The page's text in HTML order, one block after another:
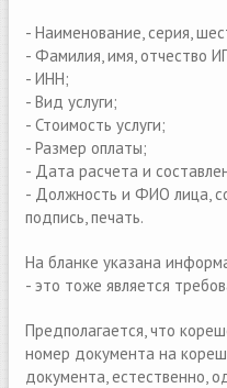
- Наименование, серия,
- Фамилия, имя, отчество
- ИНН;
- Вид услуги;
- Стоимость услуги;
- Размер оплаты;
- Дата расчета и
- Должность и ФИО лица,
подпись, печать.
На бланке указана
- это тоже является
Предполагается, что
номер документа на
документа, естественно,